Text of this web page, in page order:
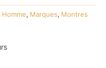
Homme, Marques, Montres